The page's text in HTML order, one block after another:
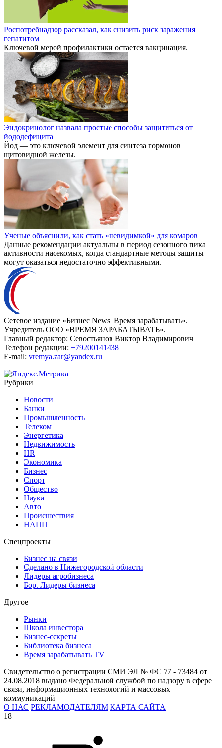
Роспотребнадзор рассказал, как снизить риск заражения
гепатитом
Ключевой мерой профилактики остается вакцинация.
Эндокринолог назвала простые способы защититься от
йододефицита
Йод — это ключевой элемент для синтеза гормонов
щитовидной железы.
Ученые объяснили, как стать «невидимкой» для комаров
Данные рекомендации актуальны в период сезонного пика
активности насекомых, когда стандартные методы защиты
могут оказаться недостаточно эффективными.
Сетевое издание «Бизнес News. Время зарабатывать».
Учредитель ООО «ВРЕМЯ ЗАРАБАТЫВАТЬ».
Главный редактор: Севостьянов Виктор Владимирович
Телефон редакции: +79200141438
E-mail: vremya.zar@yandex.ru
Рубрики
Новости
Банки
Промышленность
Телеком
Энергетика
Недвижимость
HR
Экономика
Бизнес
Спорт
Общество
Наука
Авто
Происшествия
НАПП
Спецпроекты
Бизнес на связи
Сделано в Нижегородской области
Лидеры агробизнеса
Бор. Лидеры бизнеса
Другое
Рынки
Школа инвестора
Бизнес-секреты
Библиотека бизнеса
Время зарабатывать TV
Свидетельство о регистрации СМИ ЭЛ № ФС 77 - 73484 от
24.08.2018 выдано Федеральной службой по надзору в сфере
связи, информационных технологий и массовых
коммуникаций.
О НАС РЕКЛАМОДАТЕЛЯМ КАРТА САЙТА
18+